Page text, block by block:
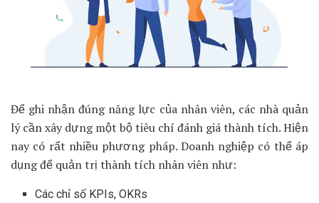
Để ghi nhận đúng năng lực của nhân viên, các nhà quản
lý cần xây dựng một bộ tiêu chí đánh giá thành tích. Hiện
nay có rất nhiều phương pháp. Doanh nghiệp có thể áp
dụng để quản trị thành tích nhân viên như:
Các chỉ số KPIs, OKRs